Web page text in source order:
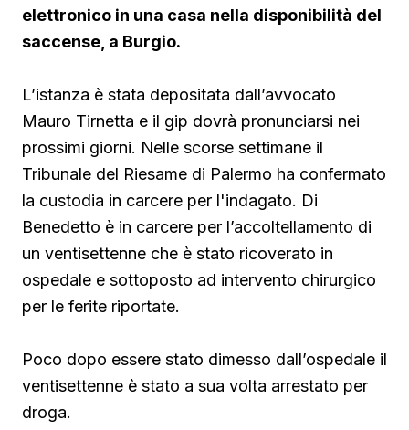
elettronico in una casa nella disponibilità del
saccense, a Burgio.
L’istanza è stata depositata dall’avvocato
Mauro Tirnetta e il gip dovrà pronunciarsi nei
prossimi giorni. Nelle scorse settimane il
Tribunale del Riesame di Palermo ha confermato
la custodia in carcere per l'indagato. Di
Benedetto è in carcere per l’accoltellamento di
un ventisettenne che è stato ricoverato in
ospedale e sottoposto ad intervento chirurgico
per le ferite riportate.
Poco dopo essere stato dimesso dall’ospedale il
ventisettenne è stato a sua volta arrestato per
droga.